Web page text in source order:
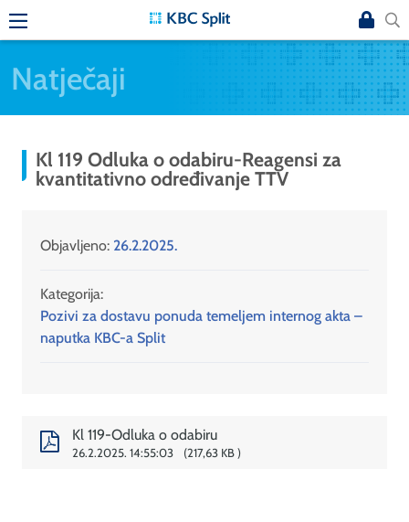
Natječaji
Kl 119 Odluka o odabiru-Reagensi za
kvantitativno određivanje TTV
Objavljeno: 26.2.2025.
Kategorija:
Pozivi za dostavu ponuda temeljem internog akta –
naputka KBC-a Split
Kl 119-Odluka o odabiru
26.2.2025. 14:55:03 217,63 KB